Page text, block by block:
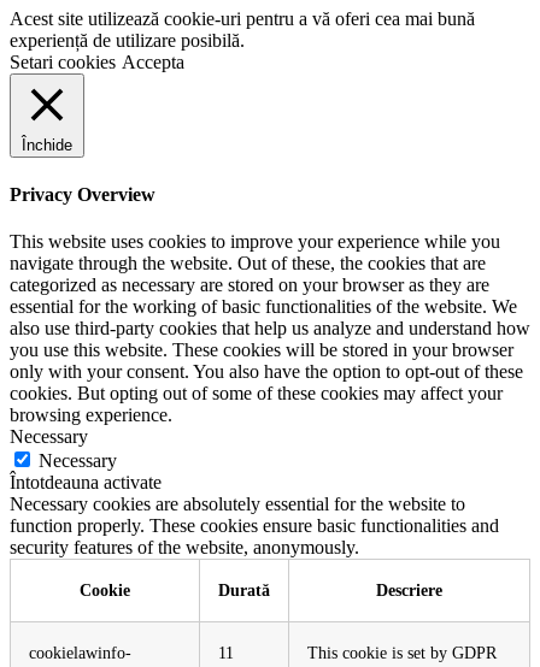
Acest site utilizează cookie-uri pentru a vă oferi cea mai bună
experiență de utilizare posibilă.
Setari cookies Accepta
Închide
Privacy Overview
This website uses cookies to improve your experience while you
navigate through the website. Out of these, the cookies that are
categorized as necessary are stored on your browser as they are
essential for the working of basic functionalities of the website. We
also use third-party cookies that help us analyze and understand how
you use this website. These cookies will be stored in your browser
only with your consent. You also have the option to opt-out of these
cookies. But opting out of some of these cookies may affect your
browsing experience.
Necessary
Necessary
Întotdeauna activate
Necessary cookies are absolutely essential for the website to
function properly. These cookies ensure basic functionalities and
security features of the website, anonymously.
Cookie Durată Descriere
cookielawinfo-
11
This cookie is set by GDPR